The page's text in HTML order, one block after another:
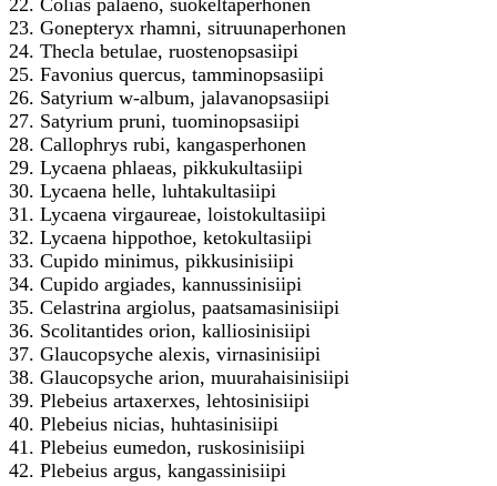
22. Colias palaeno, suokeltaperhonen
23. Gonepteryx rhamni, sitruunaperhonen
24. Thecla betulae, ruostenopsasiipi
25. Favonius quercus, tamminopsasiipi
26. Satyrium w-album, jalavanopsasiipi
27. Satyrium pruni, tuominopsasiipi
28. Callophrys rubi, kangasperhonen
29. Lycaena phlaeas, pikkukultasiipi
30. Lycaena helle, luhtakultasiipi
31. Lycaena virgaureae, loistokultasiipi
32. Lycaena hippothoe, ketokultasiipi
33. Cupido minimus, pikkusinisiipi
34. Cupido argiades, kannussinisiipi
35. Celastrina argiolus, paatsamasinisiipi
36. Scolitantides orion, kalliosinisiipi
37. Glaucopsyche alexis, virnasinisiipi
38. Glaucopsyche arion, muurahaisinisiipi
39. Plebeius artaxerxes, lehtosinisiipi
40. Plebeius nicias, huhtasinisiipi
41. Plebeius eumedon, ruskosinisiipi
42. Plebeius argus, kangassinisiipi